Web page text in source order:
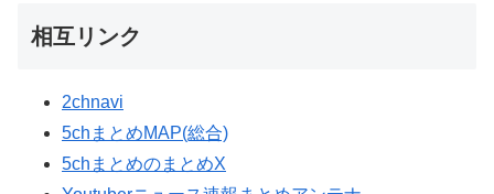
相互リンク
2chnavi
5chまとめMAP(総合)
5chまとめのまとめX